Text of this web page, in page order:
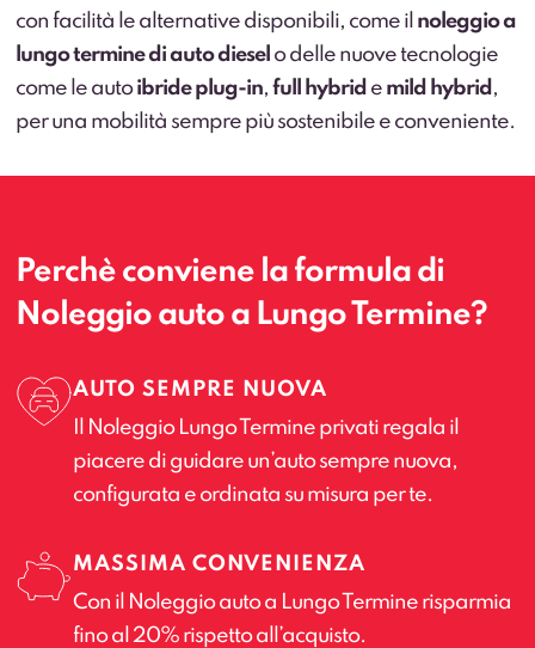
con facilità le alternative disponibili, come il noleggio a
lungo termine di auto diesel o delle nuove tecnologie
come le autoibride plug-in,full hybrid e mild hybrid ,
per una mobilità sempre più sostenibile e conveniente.
Perchè conviene la formula di
Noleggio auto a Lungo Termine?
AUTO SEMPRE NUOVA
Il Noleggio Lungo Termine privati regala il
piacere di guidare un’auto sempre nuova,
configurata e ordinata su misura per te.
MASSIMA CONVENIENZA
Con il Noleggio auto a Lungo Termine risparmia
fino al 20% rispetto all’acquisto.